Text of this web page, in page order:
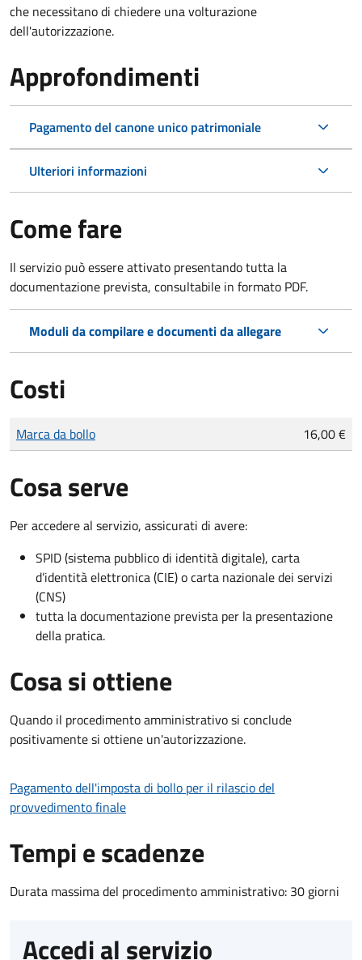
che necessitano di chiedere una volturazione
dell'autorizzazione.
Approfondimenti
Pagamento del canone unico patrimoniale
Ulteriori informazioni
Come fare
Il servizio può essere attivato presentando tutta la
documentazione prevista, consultabile in formato PDF.
Moduli da compilare e documenti da allegare
Costi
Tipo di pagamento
Importo
Marca da bollo 16,00 €
Cosa serve
Per accedere al servizio, assicurati di avere:
SPID (sistema pubblico di identità digitale), carta
d’identità elettronica (CIE) o carta nazionale dei servizi
(CNS)
tutta la documentazione prevista per la presentazione
della pratica.
Cosa si ottiene
Quando il procedimento amministrativo si conclude
positivamente si ottiene un'autorizzazione.
Pagamento dell'imposta di bollo per il rilascio del
provvedimento finale
Tempi e scadenze
Durata massima del procedimento amministrativo: 30 giorni
Accedi al servizio